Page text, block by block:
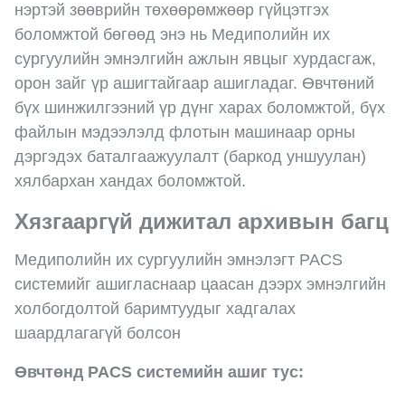
нэртэй зөөврийн төхөөрөмжөөр гүйцэтгэх
боломжтой бөгөөд энэ нь Медиполийн их
сургуулийн эмнэлгийн ажлын явцыг хурдасгаж,
орон зайг үр ашигтайгаар ашигладаг. Өвчтөний
бүх шинжилгээний үр дүнг харах боломжтой, бүх
файлын мэдээлэлд флотын машинаар орны
дэргэдэх баталгаажуулалт (баркод уншуулан)
хялбархан хандах боломжтой.
Хязгааргүй дижитал архивын багц
Медиполийн их сургуулийн эмнэлэгт PACS
системийг ашигласнаар цаасан дээрх эмнэлгийн
холбогдолтой баримтуудыг хадгалах
шаардлагагүй болсон
Өвчтөнд PACS системийн ашиг тус: